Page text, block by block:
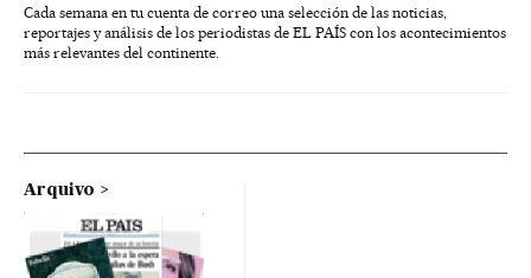
Cada semana en tu cuenta de correo una selección de las noticias,
reportajes y análisis de los periodistas de EL PAÍS con los acontecimientos
más relevantes del continente.
Arquivo